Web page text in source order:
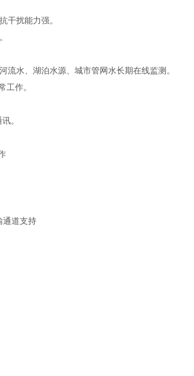
干扰能力强。
水、湖泊水源、城市管网水长期在线监测。
工作。
。
通道支持